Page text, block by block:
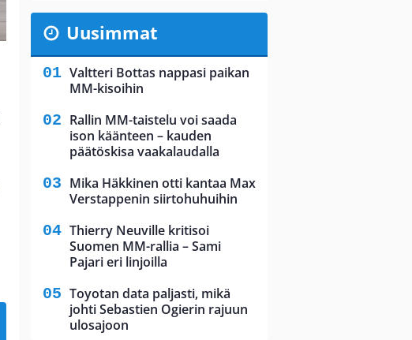
Uusimmat
Valtteri Bottas nappasi paikan
MM-kisoihin
Rallin MM-taistelu voi saada
ison käänteen – kauden
päätöskisa vaakalaudalla
Mika Häkkinen otti kantaa Max
Verstappenin siirtohuhuihin
Thierry Neuville kritisoi
Suomen MM-rallia – Sami
Pajari eri linjoilla
Toyotan data paljasti, mikä
johti Sebastien Ogierin rajuun
ulosajoon